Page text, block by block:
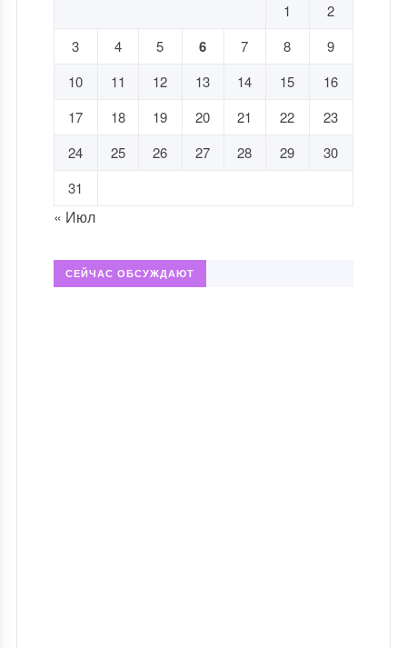
1
2
3
4 5 6 7 8
9
10
11 12 13 14 15
16
17
18 19 20 21 22
23
24
25 26 27 28 29
30
31
« Июл
СЕЙЧАС ОБСУЖДАЮТ